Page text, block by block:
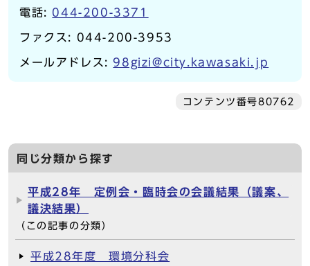
電話: 044-200-3371
ファクス: 044-200-3953
メールアドレス:98gizi@city.kawasaki.jp
コンテンツ番号80762
同じ分類から探す
平成28年 定例会・臨時会の会議結果（議案、
議決結果）
（この記事の分類）
平成28年度 環境分科会